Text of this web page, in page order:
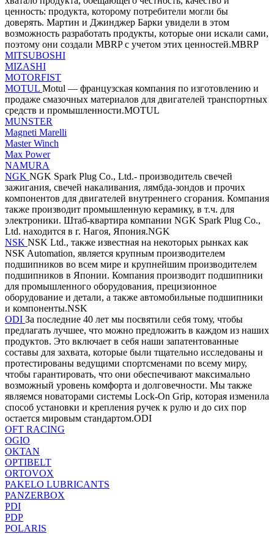
ценность: продукта, которому потребители могли бы
доверять. Мартин и Джинджер Барки увидели в этом
возможность разработать продукты, которые они искали сами,
поэтому они создали MBRP с учетом этих ценностей.MBRP
MITSUBOSHI
MIZASHI
MOTORFIST
MOTUL Motul — французская компания по изготовлению и
продаже смазочных материалов для двигателей транспортных
средств и промышленности.MOTUL
MUNSTER
Magneti Marelli
Master Winch
Max Power
NAMURA
NGK NGK Spark Plug Co., Ltd.- производитель свечей
зажигания, свечей накаливания, лямбда-зондов и прочих
компонентов для двигателей внутреннего сгорания. Компания
также производит промышленную керамику, в т.ч. для
электроники. Штаб-квартира компании NGK Spark Plug Co.,
Ltd. находится в г. Нагоя, Япония.NGK
NSK NSK Ltd., также известная на некоторых рынках как
NSK Automation, является крупным производителем
подшипников во всем мире и крупнейшим производителем
подшипников в Японии. Компания производит подшипники
для промышленного оборудования, прецизионное
оборудование и детали, а также автомобильные подшипники
и компоненты.NSK
ODI За последние 40 лет мы посвятили себя тому, чтобы
предлагать лучшее, что можно предложить в каждом из наших
продуктов. Это включает в себя наши запатентованные
составы для захвата, которые были тщательно исследованы и
протестированы ведущими спортсменами по всему миру,
чтобы гарантировать, что они обеспечивают максимально
возможный уровень комфорта и долговечности. Мы также
являемся новаторами системы Lock-On Grip, которая изменила
способ установки и крепления ручек к рулю и до сих пор
остается мировым стандартом.ODI
OFT RACING
OGIO
OKTAN
OPTIBELT
ORTOVOX
PAKELO LUBRICANTS
PANZERBOX
PDI
PDP
POLARIS